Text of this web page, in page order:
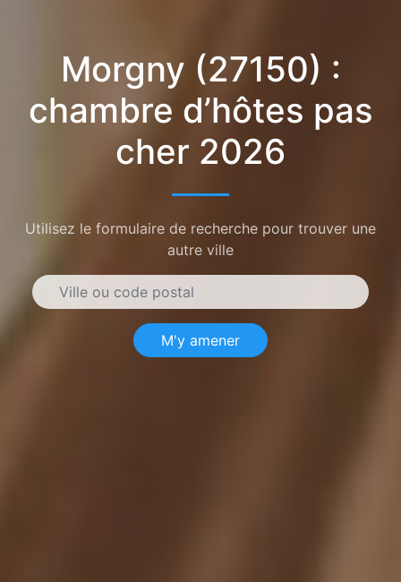
Morgny (27150) :
chambre d’hôtes pas
cher 2026
Utilisez le formulaire de recherche pour trouver une
autre ville
M'y amener